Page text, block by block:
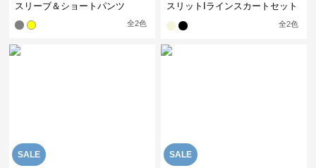
スリーブ＆ショートパンツ
全2色
スリットIラインスカートセット
全2色
SALE SALE